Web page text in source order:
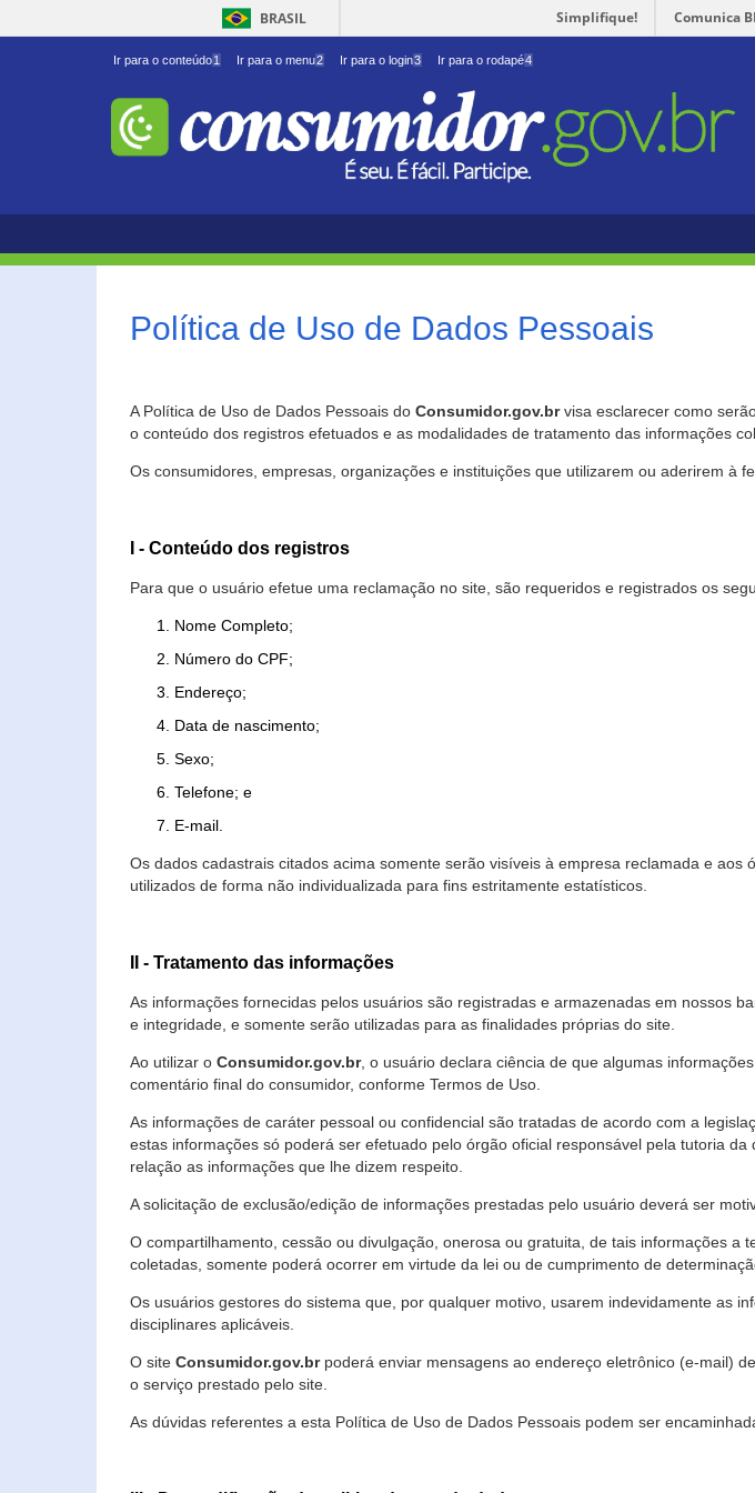
BRASIL Simplifique! Comunica
Ir para o conteúdo1 Ir para o menu2 Ir para o login3 Ir para o rodapé4
Política de Uso de Dados Pessoais
A Política de Uso de Dados Pessoais do Consumidor.gov.brvisa esclarecer como
o conteúdo dos registros efetuados e as modalidades de tratamento das informações
Os consumidores, empresas, organizações e instituições que utilizarem ou aderirem à
I - Conteúdo dos registros
Para que o usuário efetue uma reclamação no site, são requeridos e registrados os
Nome Completo;
Número do CPF;
Endereço;
Data de nascimento;
Sexo;
Telefone; e
E-mail.
Os dados cadastrais citados acima somente serão visíveis à empresa reclamada e
utilizados de forma não individualizada para fins estritamente estatísticos.
II - Tratamento das informações
As informações fornecidas pelos usuários são registradas e armazenadas em nossos
e integridade, e somente serão utilizadas para as finalidades próprias do site.
Ao utilizar o Consumidor.gov.br, o usuário declara ciência de que algumas
comentário final do consumidor, conforme Termos de Uso.
As informações de caráter pessoal ou confidencial são tratadas de acordo com a
estas informações só poderá ser efetuado pelo órgão oficial responsável pela tutoria
relação as informações que lhe dizem respeito.
A solicitação de exclusão/edição de informações prestadas pelo usuário deverá ser
O compartilhamento, cessão ou divulgação, onerosa ou gratuita, de tais informações
coletadas, somente poderá ocorrer em virtude da lei ou de cumprimento de
Os usuários gestores do sistema que, por qualquer motivo, usarem indevidamente as
disciplinares aplicáveis.
O site Consumidor.gov.brpoderá enviar mensagens ao endereço eletrônico (e-mail)
o serviço prestado pelo site.
As dúvidas referentes a esta Política de Uso de Dados Pessoais podem ser